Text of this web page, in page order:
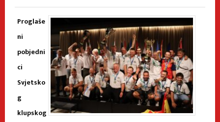
Proglaše
ni
pobjedni
ci
Svjetsko
g
klupskog